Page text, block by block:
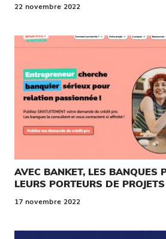
22 novembre 2022
AVEC BANKET, LES BANQUES
LEURS PORTEURS DE PROJETS
17 novembre 2022